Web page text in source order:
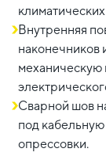
Внутренняя
наконечников
механическую
Сварной шов
под
опрессовки.